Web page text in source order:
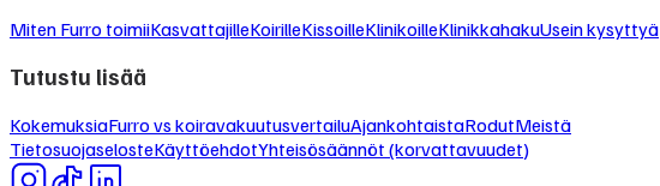
Miten Furro toimiiKasvattajilleKoirilleKissoilleKlinikoilleKlinikkahakuUsein kysyttyä
Tutustu lisää
KokemuksiaFurro vs koiravakuutusvertailuAjankohtaistaRodutMeistä
TietosuojaselosteKäyttöehdotYhteisösäännöt (korvattavuudet)